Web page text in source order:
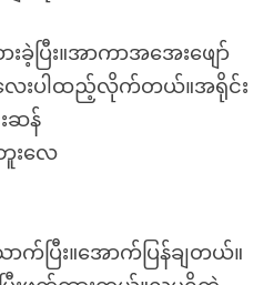
ခဲ့ပြီး။အာကာအအေးဖျော်
ေးပါထည့်လိုက်တယ်။အရိုင်း
ဆန်
းလေ
က်ပြီး။အောက်ပြန်ချတယ်။